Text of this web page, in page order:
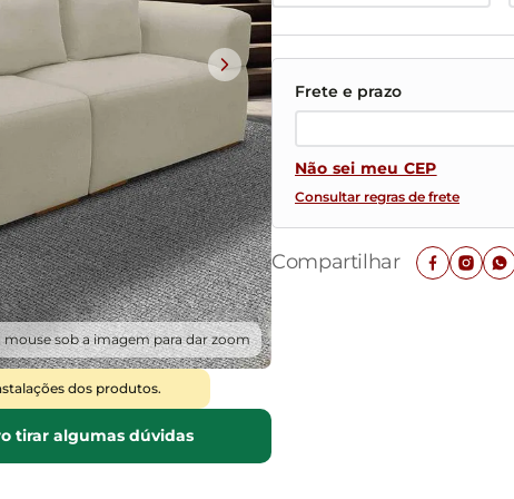
Baú Organizador
Ver todos
mouse sob a imagem para dar zoom
dos produtos.
tirar algumas dúvidas
Não sei meu CEP
Consultar regras de frete
Compartilhar